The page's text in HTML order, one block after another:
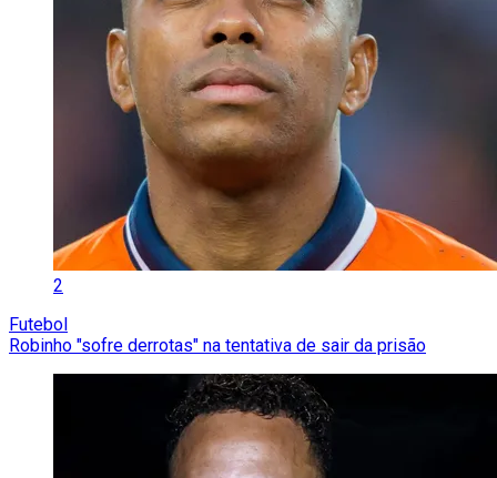
2
Futebol
Robinho "sofre derrotas" na tentativa de sair da prisão